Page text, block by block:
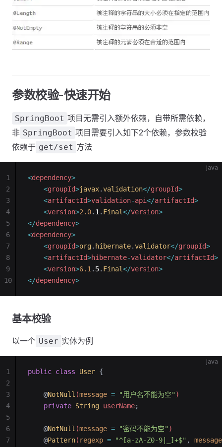
参数校验-快速开始
SpringBoot 项目无需引入额外依赖，自带所需依赖，
非 SpringBoot 项目需要引入如下2个依赖，参数校验
依赖于 get/set 方法
java
<dependency>
    <
groupId>javax.validation</groupId>
    <
artifactId>validation-api</artifactId>
    <
version>2.0. 1. Final</version>
</dependency>
<dependency>
    <
groupId>org. hibernate.validator</groupId>
    <
artifactId>hibernate-validator</artifactId>
    <
version>6.1. 5. Final</version>
</dependency>
1
2
3
4
5
6
7
8
9
10
基本校验
以一个 User 实体为例
java
public class User {
    @
NotNull (message = "用户名不能为空" )
    private
String userName;
    @
NotNull (message = "密码不能为空" )
    @
Pattern( regexp = "^[a-zA-Z0-9|_]+$" ,
message
1
2
3
4
5
6
7